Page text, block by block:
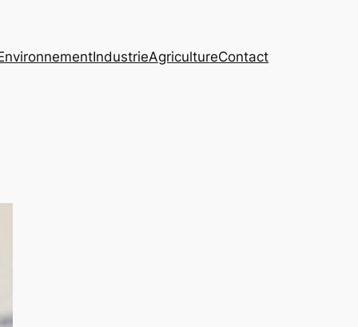
IndustrieAgricultureContact